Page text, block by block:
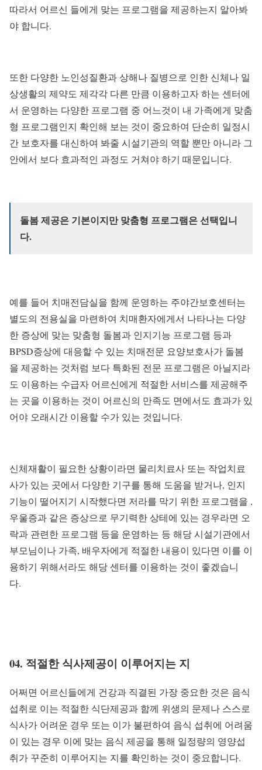
따라서 어르신 들에게 맞는 프로그램을 제공하는지 알아봐
야 합니다.
또한 다양한 노인성질환과 상해나 질병으로 인한 신체나 일
상생활의 제약도 제각각 다른 만큼 이용하고자 하는 센터에
서 운영하는 다양한 프로그램 중 어느것이 내 가족에게 맞춤
형 프로그램인지 확인해 보는 것이 중요하여 단순히 일정시
간 보호자를 대신하여 봐줄 시설기관의 역할 뿐만 아니라 그
안에서 보다 효과적인 과정도 거쳐야 하기 때문입니다.
돌봄 제공은 기본이지만 맞춤형 프로그램은 선택입니
다.
예를 들어 치매전담실을 함께 운영하는 주야간보호센터는
별도의 전용실을 마련하여 치매환자에게서 나타나는 다양
한 증상에 맞는 맞춤형 돌봄과 인지기능 프로그램 등과
BPSD증상에 대응할 수 있는 치매전문 요양보호사가 돌봄
을 제공하는 것처럼 보다 특화된 전문 프로그램은 아닐지라
도 이용하는 수급자 어르신에게 적절한 서비스를 제공해주
는 곳을 이용하는 것이 어르신의 만족도 면에서도 효과가 있
어야 오래시간 이용할 수가 있는 것입니다.
신체재활이 필요한 상황이라면 물리치료사 또는 작업치료
사가 있는 곳에서 다양한 기구를 통해 도움을 받거나, 인지
기능이 떨어지기 시작했다면 저라를 막기 위한 프로그램을 ,
우울증과 같은 증상으로 무기력한 상테에 있는 경우라면 오
락과 관련한 프로그램 등을 운영하는 등 해당 시설기관에서
부모님이나 가족, 배우자에게 적절한 내용이 있다면 이를 이
용하기 위해서라도 해당 센터를 이용하는 것이 좋겠습니
다.
04. 적절한 식사제공이 이루어지는 지
어쩌면 어르신들에게 건강과 직결된 가장 중요한 것은 음식
섭취로 이는 적절한 식단제공과 함께 위생의 문제나 스스로
식사가 어려운 경우 또는 이가 불편하여 음식 섭취에 어려움
이 있는 경우 이에 맞는 음식 제공을 통해 일정량의 영양섭
취가 꾸준히 이루어지는 지를 확인하는 것이 중요합니다.